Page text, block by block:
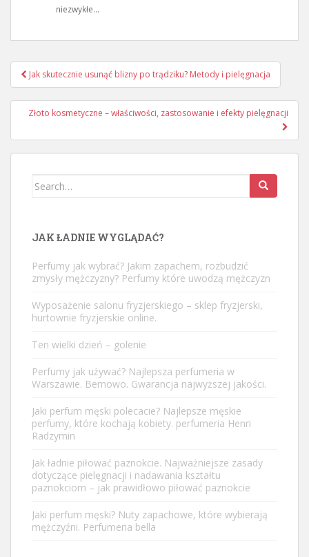
niezwykłe...
Nawigacja
wpisu
Jak skutecznie usunąć blizny po trądziku? Metody i pielęgnacja
Złoto kosmetyczne – właściwości, zastosowanie i efekty pielęgnacji
Search
JAK ŁADNIE WYGLĄDAĆ?
Perfumy jak wybrać? Jakim zapachem, rozbudzić
zmysły mężczyzny? Perfumy które uwodzą mężczyzn
Wyposażenie salonu fryzjerskiego – sklep fryzjerski,
hurtownie fryzjerskie online.
Ten wielki dzień – golenie
Perfumy jak używać? Najlepsza perfumeria w
Warszawie. Bemowo. Gwarancja najwyższej jakości.
Jaki perfum męski polecacie? Najlepsze męskie
perfumy, które kochają kobiety. perfumeria Henri
Radzymin
Jak ładnie piłować paznokcie. Najważniejsze zasady
dotyczące pielęgnacji i nadawania kształtu
paznokciom – jak prawidłowo piłować paznokcie
Jaki perfum męski? Nuty zapachowe, które wybierają
mężczyźni. Perfumeria bella